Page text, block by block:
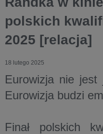
polskich
2025 [relacja]
18 lutego 2025
Eurowizja nie jest
Eurowizja budzi
Finał polskich